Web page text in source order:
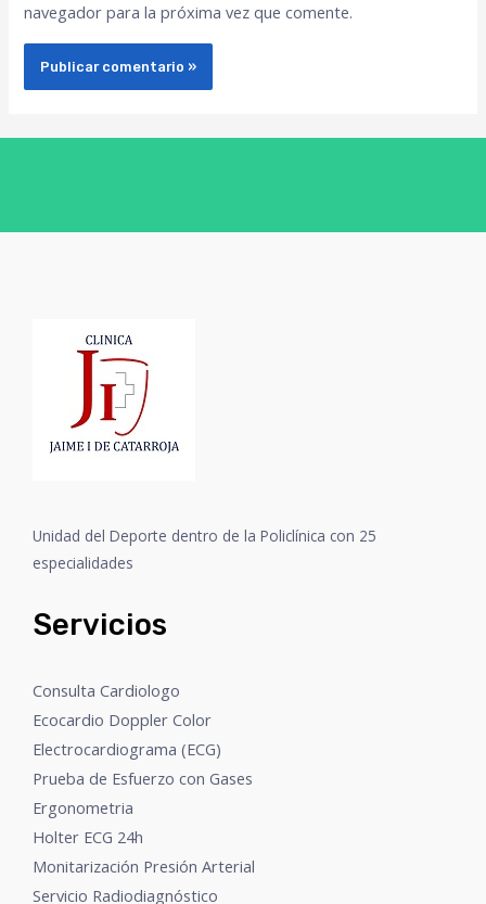
navegador para la próxima vez que comente.
Unidad del Deporte dentro de la Policlínica con 25
especialidades
Servicios
Consulta Cardiologo
Ecocardio Doppler Color
Electrocardiograma (ECG)
Prueba de Esfuerzo con Gases
Ergonometria
Holter ECG 24h
Monitarización Presión Arterial
Servicio Radiodiagnóstico